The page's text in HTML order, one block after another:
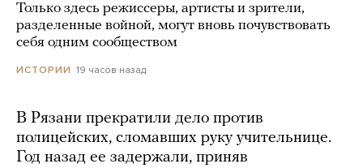
Только здесь режиссеры, артисты и зрители,
разделенные войной, могут вновь почувствовать
себя одним сообществом
ИСТОРИИ 19 часов назад
В Рязани прекратили дело против
полицейских, сломавших руку учительнице.
Год назад ее задержали, приняв